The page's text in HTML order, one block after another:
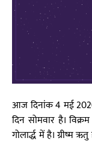
आज दिनांक 4 मई
दिन सोमवार है।
गोलार्द्ध में है। ग्रीष्म